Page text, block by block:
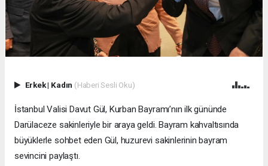
Erkek| Kadın (Haberi Sesli Oku)
İstanbul Valisi Davut Gül, Kurban Bayramı’nın ilk gününde
Darülaceze sakinleriyle bir araya geldi. Bayram kahvaltısında
büyüklerle sohbet eden Gül, huzurevi sakinlerinin bayram
sevincini paylaştı.